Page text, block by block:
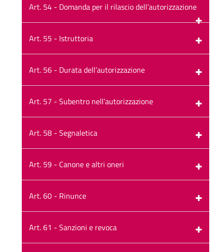
Art. 54 - Domanda per il rilascio dell’autorizzazione
Art. 55 - Istruttoria
Art. 56 - Durata dell’autorizzazione
Art. 57 - Subentro nell’autorizzazione
Art. 58 - Segnaletica
Art. 59 - Canone e altri oneri
Art. 60 - Rinunce
Art. 61 - Sanzioni e revoca